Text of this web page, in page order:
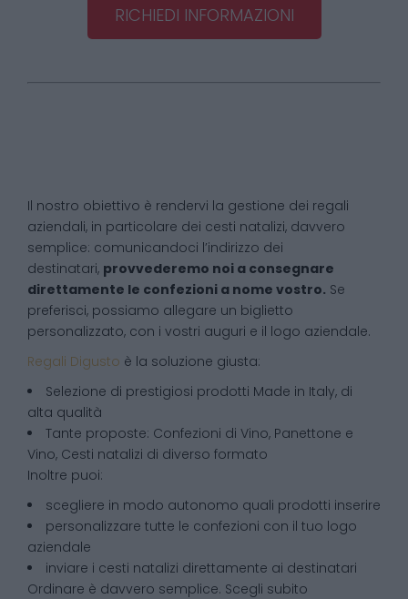
RICHIEDI INFORMAZIONI
Il nostro obiettivo è rendervi la gestione dei regali
aziendali, in particolare dei cesti natalizi, davvero
semplice: comunicandoci l’indirizzo dei
destinatari, provvederemo noi a consegnare
direttamente le confezioni a nome vostro. Se
preferisci, possiamo allegare un biglietto
personalizzato, con i vostri auguri e il logo aziendale.
Regali Digusto è la soluzione giusta:
Selezione di prestigiosi prodotti Made in Italy, di
alta qualità
Tante proposte: Confezioni di Vino, Panettone e
Vino, Cesti natalizi di diverso formato
Inoltre puoi:
scegliere in modo autonomo quali prodotti inserire
personalizzare tutte le confezioni con il tuo logo
aziendale
inviare i cesti natalizi direttamente ai destinatari
Ordinare è davvero semplice. Scegli subito